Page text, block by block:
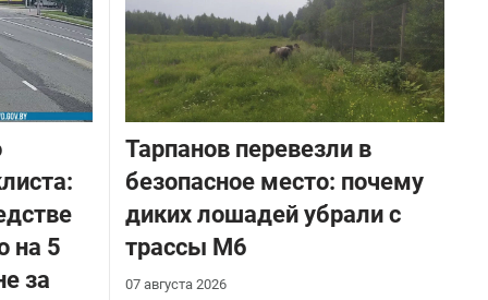
на 5
за
Тарпанов перевезли в
безопасное место: почему
диких лошадей убрали с
трассы М6
07 августа 2026